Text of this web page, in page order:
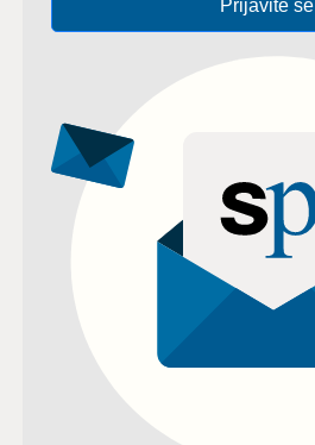
Prijavite se